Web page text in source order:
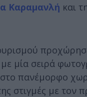
Καραμανλή και
μία σειρά
πανέμορφο
στιγμές με τον